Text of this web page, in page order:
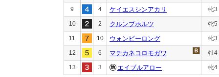
9 4 ケイエスシンアカリ 牝3
10 2 クルンプホルツ 牝5
11 10 ウォンビーロング 牝3
12 6 マチカネコロモガワ 牡4
13 3 エイブルアロー 牝4